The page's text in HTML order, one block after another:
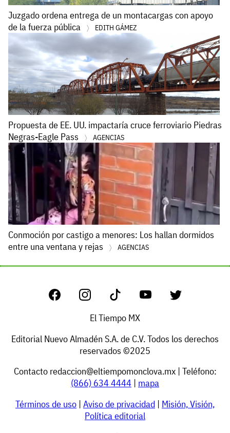
Juzgado ordena entrega de un montacargas con apoyo
de la fuerza pública
EDITH GÁMEZ
Propuesta de EE. UU. impactaría cruce ferroviario Piedras
Negras-Eagle Pass
AGENCIAS
Conmoción por castigo a menores: Los hallan dormidos
entre una ventana y rejas
AGENCIAS
El Tiempo MX
Editorial Nuevo Almadén S.A. de C.V. Todos los derechos
reservados ©2025
Contacto redaccion@eltiempomonclova.mx| Teléfono:
(866) 634 4444 | mapa
Términos de uso | Aviso de privacidad | Misión, Visión,
Política editorial